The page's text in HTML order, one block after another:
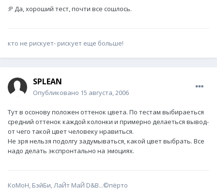
:P Да, хороший тест, почти все сошлось.
кто не рискует- рискует еще больше!
SPLEAN
Опубликовано 15 августа, 2006
Тут в осонову положен оттенок цвета. По тестам выбираеться
средний оттенок каждой колонки и примерно делаеться вывод-
от чего такой цвет человеку нравиться.
Не зря нельзя подолгу задумываться, какой цвет выбрать. Все
надо делать экспронтально на эмоциях.
КоМоН, БэйБи, ЛаЙт МаЙ D&B...©пёрто